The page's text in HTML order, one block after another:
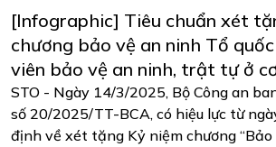
[Infographic] Tiêu chuẩn xét
chương bảo vệ an ninh Tổ
viên bảo vệ an ninh, trật tự ở
STO - Ngày 14/3/2025, Bộ Công an
số 20/2025/TT-BCA, có hiệu lực từ
định về xét tặng Kỷ niệm chương